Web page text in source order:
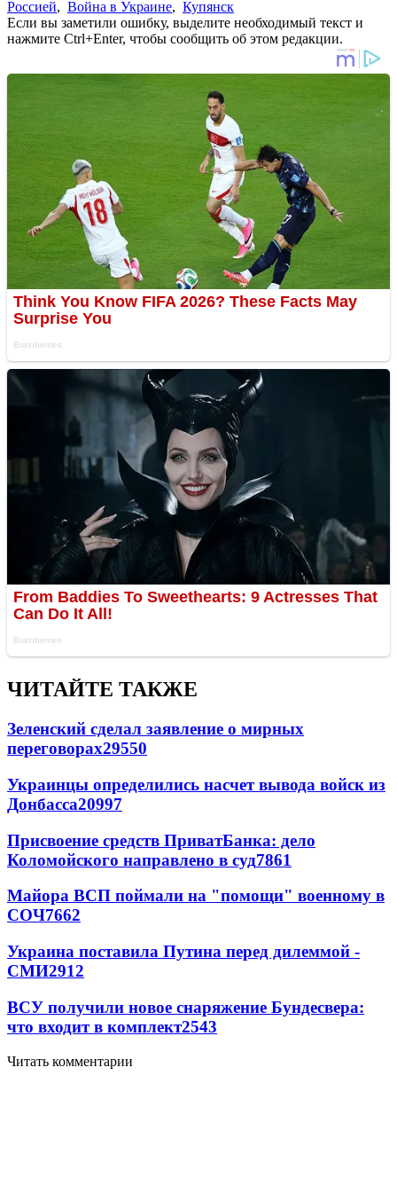
Россией, Война в Украине, Купянск
Если вы заметили ошибку, выделите необходимый текст и
нажмите Ctrl+Enter, чтобы сообщить об этом редакции.
ЧИТАЙТЕ ТАКЖЕ
Зеленский сделал заявление о мирных
переговорах29550
Украинцы определились насчет вывода войск из
Донбасса20997
Присвоение средств ПриватБанка: дело
Коломойского направлено в суд7861
Майора ВСП поймали на "помощи" военному в
СОЧ7662
Украина поставила Путина перед дилеммой -
СМИ2912
ВСУ получили новое снаряжение Бундесвера:
что входит в комплект2543
Читать комментарии